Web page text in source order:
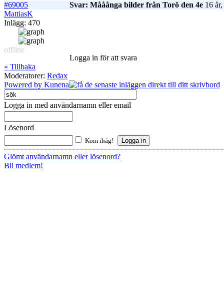
#69005
Svar: Mååånga bilder från Torö den 4e 16
MattiasK
Inlägg: 470
offline
Logga in för att svara
« Tillbaka
Moderatorer: Redax
Powered by Kunena
Logga in med användarnamn eller email
Lösenord
Kom ihåg!
Glömt användarnamn eller lösenord?
Bli medlem!